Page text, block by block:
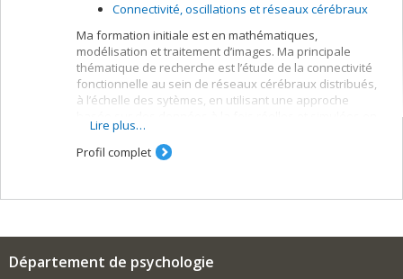
Connectivité, oscillations et réseaux cérébraux
Ma formation initiale est en mathématiques,
modélisation et traitement d’images. Ma principale
thématique de recherche est l’étude de la connectivité
fonctionnelle au sein de réseaux cérébraux distribués,
à l’échelle des sytèmes, en utilisant une approche
imagerie par résonance magnétique fonctionnelle
(IRMf).
Lire plus…
Profil complet
Département de psychologie